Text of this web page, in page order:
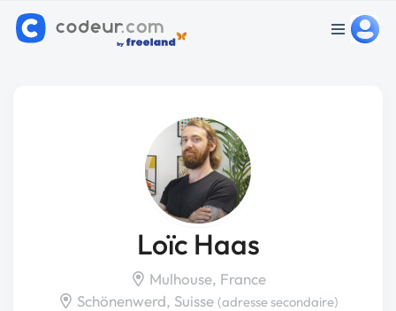
Loïc Haas
Mulhouse, France
Schönenwerd, Suisse (adresse secondaire)